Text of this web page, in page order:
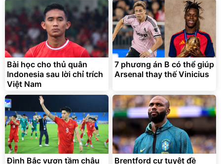
Bài học cho thủ quân
Indonesia sau lời chỉ trích
Việt Nam
7 phương án B có thể giúp
Arsenal thay thế Vinicius
Đình Bắc vươn tầm châu
Brentford cự tuyệt đề